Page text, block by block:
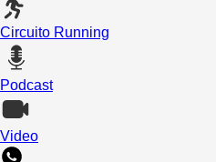
Circuito Running
Podcast
Video